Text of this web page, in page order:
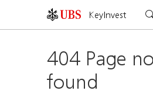
KeyInvest
404 Page
found